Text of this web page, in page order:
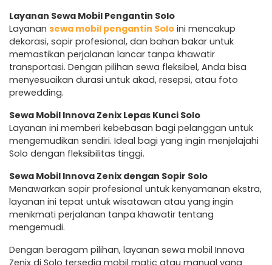
Layanan Sewa Mobil Pengantin Solo
Layanan sewa mobil pengantin Solo ini mencakup
dekorasi, sopir profesional, dan bahan bakar untuk
memastikan perjalanan lancar tanpa khawatir
transportasi. Dengan pilihan sewa fleksibel, Anda bisa
menyesuaikan durasi untuk akad, resepsi, atau foto
prewedding.
Sewa Mobil Innova Zenix Lepas Kunci Solo
Layanan ini memberi kebebasan bagi pelanggan untuk
mengemudikan sendiri. Ideal bagi yang ingin menjelajahi
Solo dengan fleksibilitas tinggi.
Sewa Mobil Innova Zenix dengan Sopir Solo
Menawarkan sopir profesional untuk kenyamanan ekstra,
layanan ini tepat untuk wisatawan atau yang ingin
menikmati perjalanan tanpa khawatir tentang
mengemudi.
Dengan beragam pilihan, layanan sewa mobil Innova
Zenix di Solo tersedia mobil matic atau manual yang